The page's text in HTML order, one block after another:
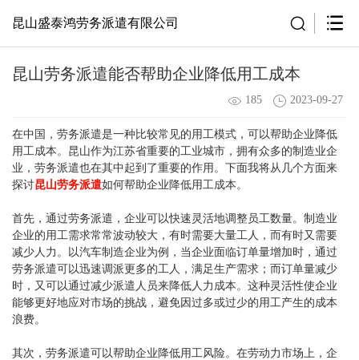
昆山盛泰鸿劳务派遣有限公司
昆山劳务派遣能否帮助企业降低用工成本
185 2023-09-27
在中国，劳务派遣是一种比较常见的用工模式，可以帮助企业降低
用工成本。昆山作为江苏省重要的工业城市，拥有众多的制造业企
业，劳务派遣也在其中起到了重要的作用。下面我将从几个方面来
探讨昆山劳务派遣如何帮助企业降低用工成本。
首先，通过劳务派遣，企业可以快速灵活地调整员工数量。制造业
企业的用工需求常常波动较大，有时需要大量工人，而有时又需要
减少人力。以汽车制造企业为例，当企业面临订单量增加时，通过
劳务派遣可以迅速调派更多的工人，满足生产需求；而订单量减少
时，又可以通过减少派遣人员来降低人力成本。这种灵活性使企业
能够更好地应对市场的挑战，避免因过多或过少的用工产生的成本
浪费。
其次，劳务派遣可以帮助企业降低用工风险。在劳动力市场上，企